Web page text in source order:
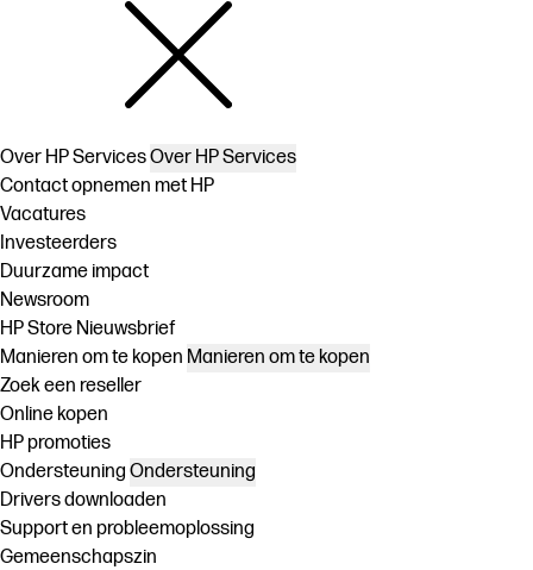
Over HP ServicesOver HP Services
Contact opnemen met HP
Vacatures
Investeerders
Duurzame impact
Newsroom
HP Store Nieuwsbrief
Manieren om te kopen Manieren om te kopen
Zoek een reseller
Online kopen
HP promoties
Ondersteuning Ondersteuning
Drivers downloaden
Support en probleemoplossing
Gemeenschapszin